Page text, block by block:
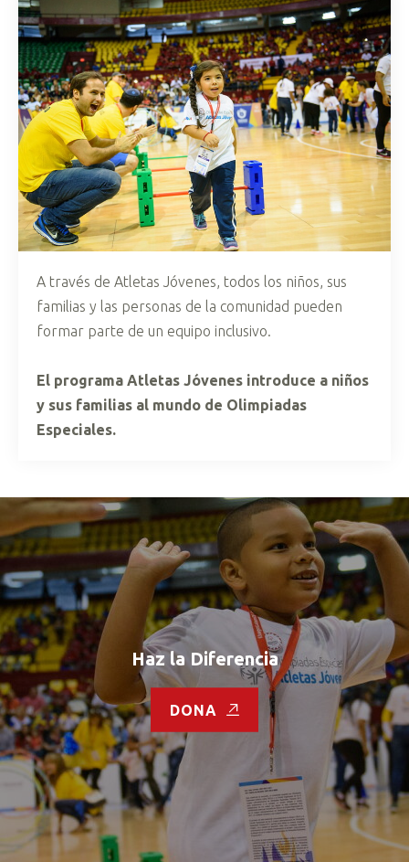
A través de Atletas Jóvenes, todos los niños, sus
familias y las personas de la comunidad pueden
formar parte de un equipo inclusivo.
El programa Atletas Jóvenes introduce a niños
y sus familias al mundo de Olimpiadas
Especiales.
Haz la Diferencia
DONA